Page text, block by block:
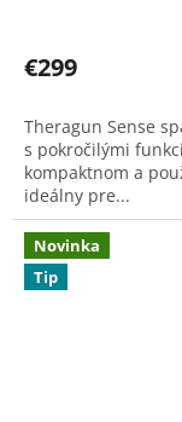
produktu
z
5
hviezdičiek.
€299
Theragun Sense
s pokročilými
kompaktnom a
ideálny pre...
Novinka
Tip